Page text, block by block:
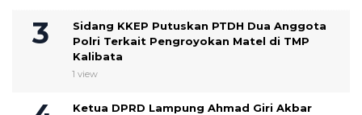
Sidang KKEP Putuskan PTDH Dua Anggota
Polri Terkait Pengroyokan Matel di TMP
Kalibata
1 view
Ketua DPRD Lampung Ahmad Giri Akbar